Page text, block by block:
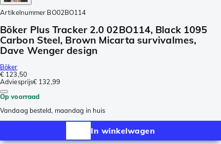
Artikelnummer BO02BO114
Böker Plus Tracker 2.0 02BO114, Black 1095
Carbon Steel, Brown Micarta survivalmes,
Dave Wenger design
Böker
€ 123,50
Adviesprijs€ 132,99
Op voorraad
Vandaag besteld, maandag in huis
In winkelwagen